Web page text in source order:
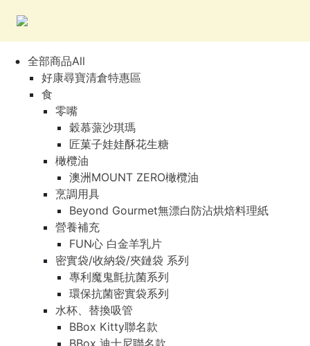
全部商品All
好康尋寶清倉特惠區
食
零嘴
穀慕蒎沙琪瑪
匠菓子娃娃酥花生糖
橄欖油
澳洲MOUNT ZERO橄欖油
烹調用具
Beyond Gourmet無漂白防沾烘焙料理紙
營養補充
FUN心 白金羊乳片
密實袋/收納袋/夾鏈袋 系列
專利魔鬼氈抗菌系列
環保抗菌密實袋系列
水杯、替換吸管
BBox Kitty聯名款
BBox 迪士尼聯名款